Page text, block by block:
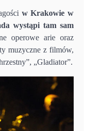
w Krakowie w
wystąpi tam sam
operowe arie oraz
muzyczne z filmów,
„Gladiator”.